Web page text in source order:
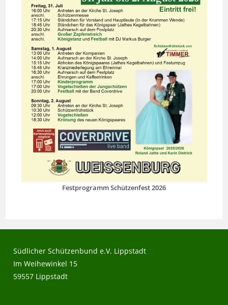
Festprogramm Schützenfest 2026
Südlicher Schützenbund e.V. Lippstadt
Im Weihewinkel 15
59557 Lippstadt